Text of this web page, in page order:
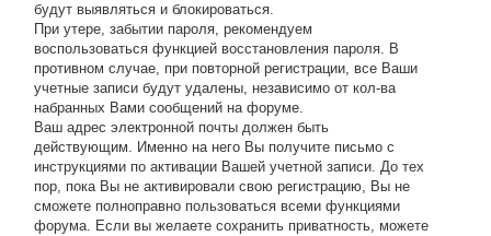
будут выявляться и блокироваться.
При утере, забытии пароля, рекомендуем
воспользоваться функцией восстановления пароля. В
противном случае, при повторной регистрации, все Ваши
учетные записи будут удалены, независимо от кол-ва
набранных Вами сообщений на форуме.
Ваш адрес электронной почты должен быть
действующим. Именно на него Вы получите письмо с
инструкциями по активации Вашей учетной записи. До тех
пор, пока Вы не активировали свою регистрацию, Вы не
сможете полноправно пользоваться всеми функциями
форума. Если вы желаете сохранить приватность, можете